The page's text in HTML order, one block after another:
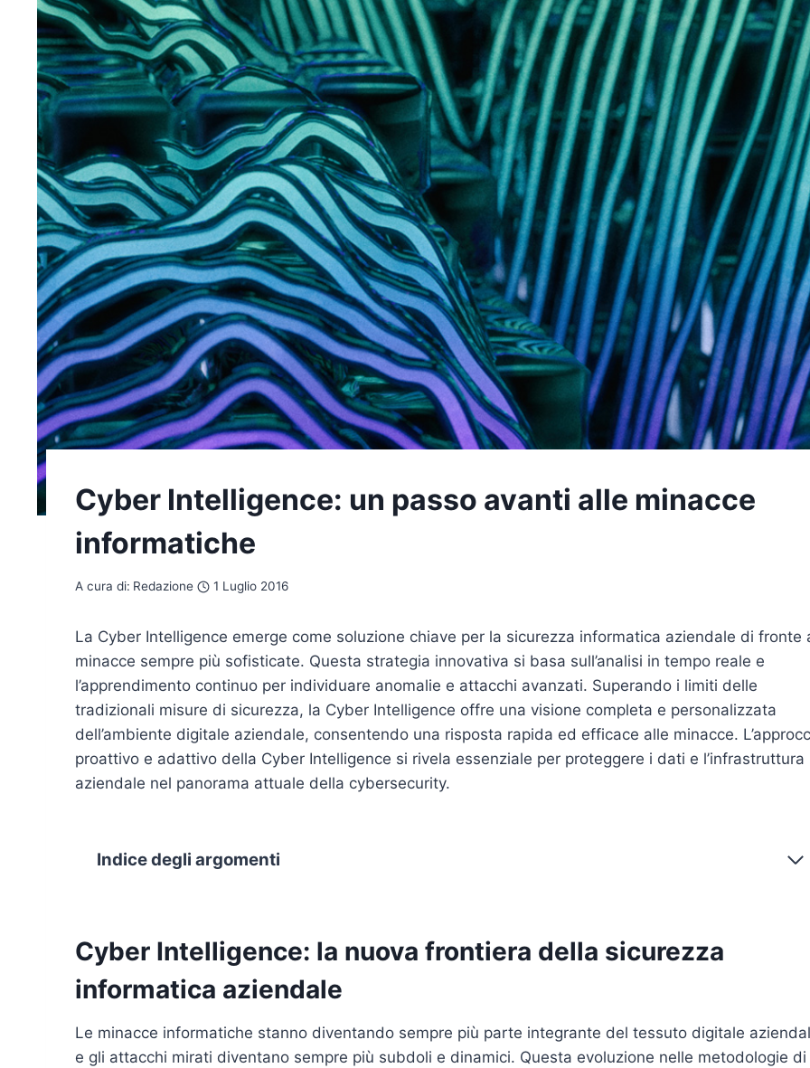
Cyber Intelligence: un passo avanti alle minacce
informatiche
A cura di: Redazione 1 Luglio 2016
La Cyber Intelligence emerge come soluzione chiave per la sicurezza informatica aziendale di fronte
minacce sempre più sofisticate. Questa strategia innovativa si basa sull’analisi in tempo reale e
l’apprendimento continuo per individuare anomalie e attacchi avanzati. Superando i limiti delle
tradizionali misure di sicurezza, la Cyber Intelligence offre una visione completa e personalizzata
dell’ambiente digitale aziendale, consentendo una risposta rapida ed efficace alle minacce.
proattivo e adattivo della Cyber Intelligence si rivela essenziale per proteggere i dati e l’infrastruttura
aziendale nel panorama attuale della cybersecurity.
Indice degli argomenti
Cyber Intelligence: la nuova frontiera della sicurezza
informatica aziendale
Le minacce informatiche stanno diventando sempre più parte integrante del tessuto digitale
e gli attacchi mirati diventano sempre più subdoli e dinamici. Questa evoluzione nelle metodologie di